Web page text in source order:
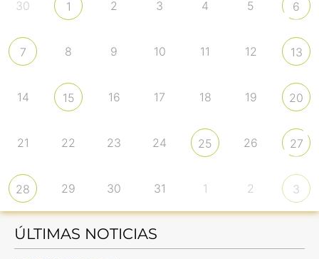
30 1 2 3 4 5 6
7 8 9 10 11 12 13
14 15 16 17 18 19 20
21 22 23 24 25 26 27
28 29 30 31 1 2 3
ÚLTIMAS NOTICIAS